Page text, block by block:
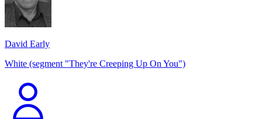
David Early
White (segment "They're Creeping Up On You")